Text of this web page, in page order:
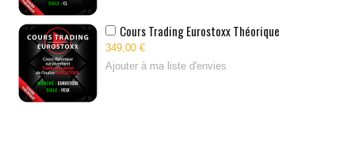
Cours Trading Eurostoxx Théorique
349,00 €
Ajouter à ma liste d'envies